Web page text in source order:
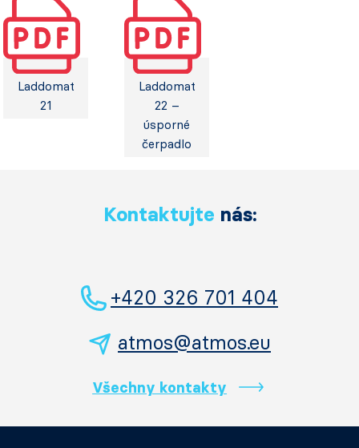
Laddomat
21
Laddomat
22 –
úsporné
čerpadlo
Kontaktujte nás:
+420 326 701 404
atmos@atmos.eu
Všechny kontakty